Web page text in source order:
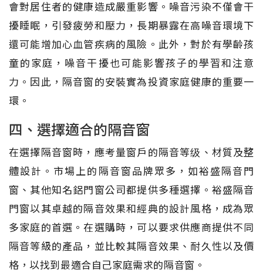
會對居住者的健康造成嚴重影響。噪音污染不僅會干
擾睡眠，引發疲勞和壓力，長期暴露在高噪音環境下
還可能增加心血管疾病的風險。此外，對於有學齡孩
童的家庭，噪音干擾也可能影響孩子的學習和注意
力。因此，隔音窗的安裝實為投資家庭健康的重要一
環。
四、選擇適合的隔音窗
在選擇隔音窗時，應考量窗戶的隔音等级、材質及整
體設計。市場上的隔音窗品牌眾多，如裕盛隔音門
窗、其他知名鋁門窗公司都提供多種選擇。裕盛隔音
門窗以其卓越的隔音效果和經典的設計風格，成為眾
多家庭的首選。在選購時，可以要求供應商提供不同
隔音等級的產品，並比較其隔音效果、耐久性以及價
格，以找到最適合自己家庭需求的隔音窗。